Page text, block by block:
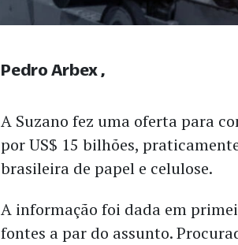
A Suzano fez uma oferta para
por US$ 15 bilhões,
brasileira de papel e celulose.
A informação foi dada em
fontes a par do assunto.
Pedro Arbex